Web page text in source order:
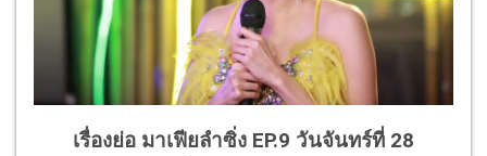
เรื่องย่อ มาเฟียลำซิ่ง EP.9 วันจันทร์ที่ 28